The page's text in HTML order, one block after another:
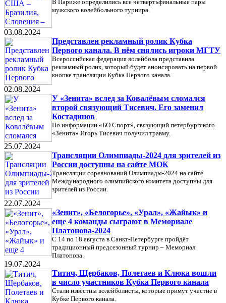
В Париже определились все четвертьфинальные пары
мужского волейбольного турнира.
03.08.2024
Представлен рекламный ролик Кубка
Первого канала. В нём снялись игроки МГТУ
Всероссийская федерация волейбола представила
рекламный ролик, который будет анонсировать на первой
кнопке трансляции Кубка Первого канала.
02.08.2024
У «Зенита» вслед за Ковалёвым сломался
второй связующий Тисевич. Его заменил
Костадинов
По информации «БО Спорт», связующий петербургского
«Зенита» Игорь Тисевич получил травму.
25.07.2024
Трансляции Олимпиады-2024 для зрителей из
России доступны на сайте МОК
Трансляции соревнований Олимпиады-2024 на сайте
Международного олимпийского комитета доступны для
зрителей из России.
22.07.2024
«Зенит», «Белогорье», «Урал», «Жайык» и
еще 4 команды сыграют в Мемориале
Платонова-2024
С 14 по 18 августа в Санкт-Петербурге пройдёт
традиционный предсезонный турнир – Мемориал
Платонова.
19.07.2024
Титич, Щербаков, Полетаев и Клюка вошли
в число участников Кубка Первого канала
Стали известны волейболисты, которые примут участие в
Кубке Первого канала.